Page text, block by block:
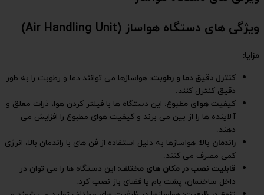
توانند دما و رطوبت را به طور
فیلتر کردن هوا، ذرات معلق و
هوای مطبوع را افزایش می
فن های با راندمان بالا، انرژی
این دستگاه ها را می توان در
نصب کرد.